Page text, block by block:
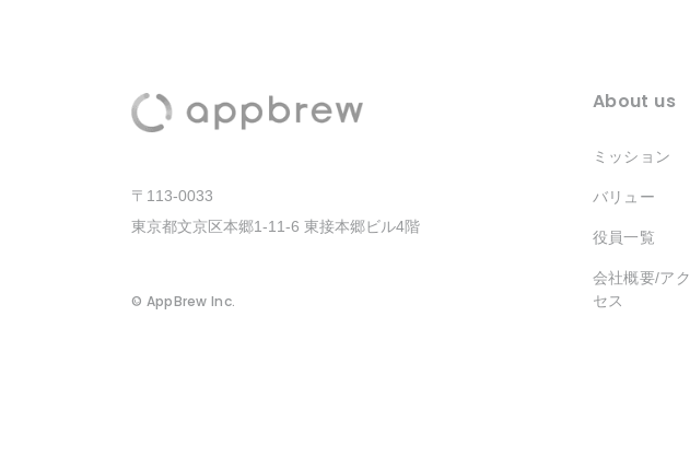
〒113-0033
東京都文京区本郷1-11-6 東接本郷ビル4階
© AppBrew Inc.
About us
ミッション
バリュー
役員一覧
会社概要/アク
セス